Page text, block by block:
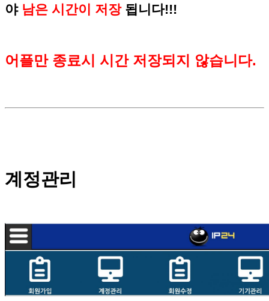
야 남은 시간이 저장됩니다!!!
어플만 종료시 시간 저장되지 않습니다.
계정관리